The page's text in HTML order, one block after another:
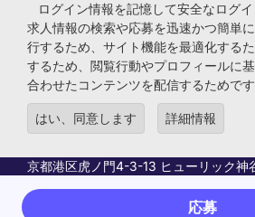
応募
Employer Centre
© マイケル・ペイジ・インターナショ
京都港区虎ノ門4-3-13 ヒューリック神
紹介事業許可番号：13-ユ-040405 ／
ログイン情報を記憶して安全なログイ
求人情報の検索や応募を迅速かつ簡単
行するため、サイト機能を最適化する
するため、閲覧行動やプロフィールに
合わせたコンテンツを配信するためです
はい、同意します 詳細情報